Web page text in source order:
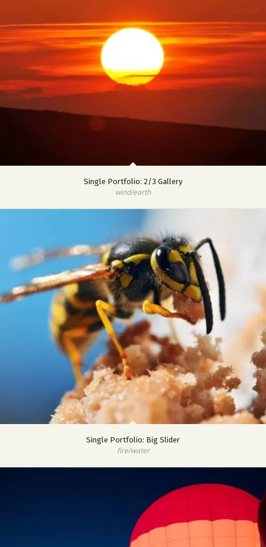
Single Portfolio: 2/3 Gallery
wind/earth
Single Portfolio: Big Slider
fire/water